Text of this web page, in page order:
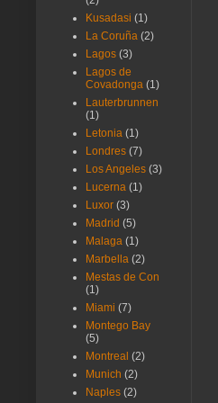
Kusadasi (1)
La Coruña (2)
Lagos (3)
Lagos de
Covadonga (1)
Lauterbrunnen
(1)
Letonia (1)
Londres (7)
Los Angeles (3)
Lucerna (1)
Luxor (3)
Madrid (5)
Malaga (1)
Marbella (2)
Mestas de Con
(1)
Miami (7)
Montego Bay
(5)
Montreal (2)
Munich (2)
Naples (2)